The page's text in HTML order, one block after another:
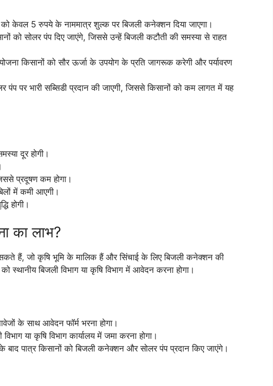
को केवल 5 रुपये के नाममात्र शुल्क पर बिजली कनेक्शन दिया जाएगा।
को सोलर पंप दिए जाएंगे, जिससे उन्हें बिजली कटौती की समस्या से राहत
किसानों को सौर ऊर्जा के उपयोग के प्रति जागरूक करेगी और पर्यावरण
पंप पर भारी सब्सिडी प्रदान की जाएगी, जिससे किसानों को कम लागत में यह
दूर होगी।
प्रदूषण कम होगा।
में कमी आएगी।
होगी।
का लाभ?
हैं, जो कृषि भूमि के मालिक हैं और सिंचाई के लिए बिजली कनेक्शन की
बिजली विभाग या कृषि विभाग में आवेदन करना होगा।
के साथ आवेदन फॉर्म भरना होगा।
या कृषि विभाग कार्यालय में जमा करना होगा।
के बाद पात्र किसानों को बिजली कनेक्शन और सोलर पंप प्रदान किए जाएंगे।